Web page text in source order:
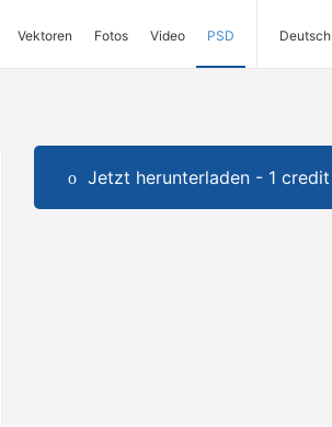
Vektoren Fotos Video PSD Deutsch
Jetzt herunterladen - 1 credit